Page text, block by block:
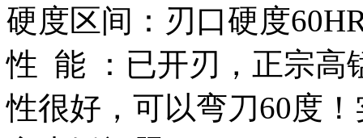
硬度区间：刃口硬度
性 能 ：已开刃，正宗高
性很好，可以弯刀60度